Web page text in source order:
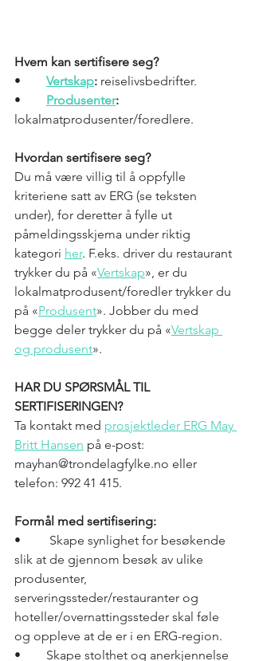
Hvem kan sertifisere seg?
Vertskap: reiselivsbedrifter.
Produsenter:
lokalmatprodusenter/foredlere.
Hvordan sertifisere seg?
Du må være villig til å oppfylle
kriteriene satt av ERG (se teksten
under), for deretter å fylle ut
påmeldingsskjema under riktig
kategori her. F.eks. driver du restaurant
trykker du på «Vertskap», er du
lokalmatprodusent/foredler trykker du
på «Produsent». Jobber du med
begge deler trykker du på «Vertskap
og produsent».
HAR DU SPØRSMÅL TIL
SERTIFISERINGEN?
Ta kontakt med prosjektleder ERG May
Britt Hansen på e-post:
mayhan@trondelagfylke.no eller
telefon: 992 41 415.
Formål med sertifisering:
•	 Skape synlighet for besøkende
slik at de gjennom besøk av ulike
produsenter,
serveringssteder/restauranter og
hoteller/overnattingssteder skal føle
og oppleve at de er i en ERG-region.
•	Skape stolthet og anerkjennelse